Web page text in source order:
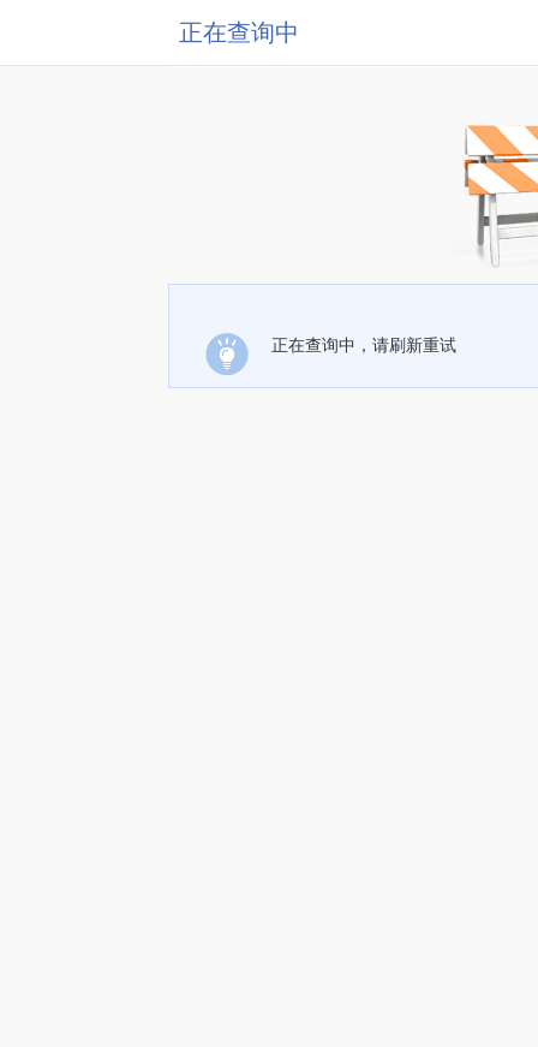
正在查询中
正在查询中，请刷新重试